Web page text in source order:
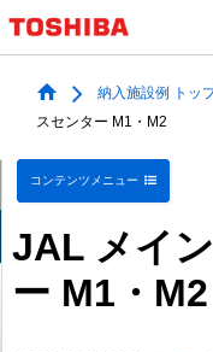
納入施設例 トッ
スセンター M1・M2
コンテンツメニュー
JAL メイ
ー M1・M2